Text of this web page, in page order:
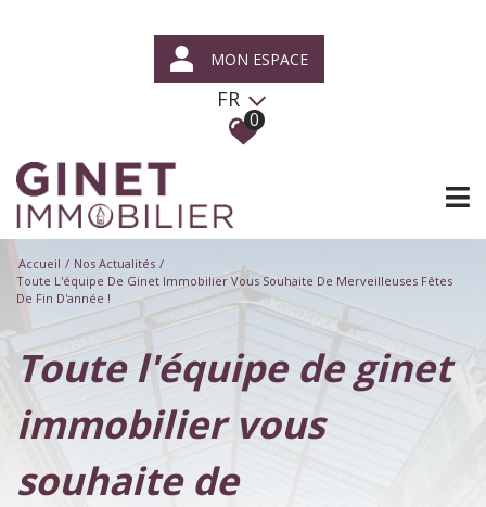
MON ESPACE
FR
0
Accueil
Nos Actualités
Toute L'équipe De Ginet Immobilier Vous Souhaite De Merveilleuses Fêtes
De Fin D'année !
toute l'équipe de ginet
immobilier vous
souhaite de